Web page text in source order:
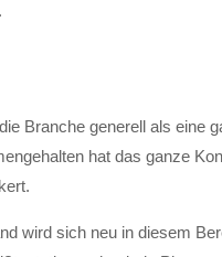
Branche generell als eine
hat das ganze
wird sich neu in diesem